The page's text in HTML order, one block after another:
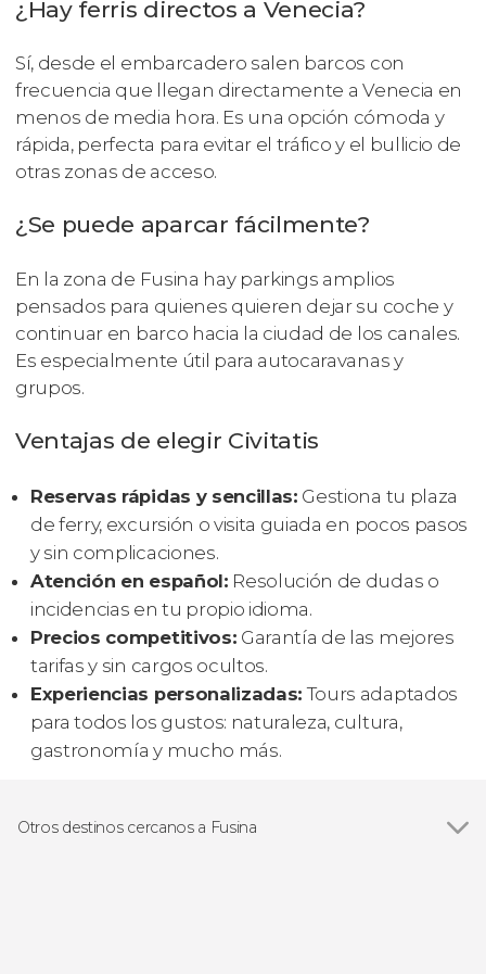
¿Hay ferris directos a Venecia?
Sí, desde el embarcadero salen barcos con
frecuencia que llegan directamente a Venecia en
menos de media hora. Es una opción cómoda y
rápida, perfecta para evitar el tráfico y el bullicio de
otras zonas de acceso.
¿Se puede aparcar fácilmente?
En la zona de Fusina hay parkings amplios
pensados para quienes quieren dejar su coche y
continuar en barco hacia la ciudad de los canales.
Es especialmente útil para autocaravanas y
grupos.
Ventajas de elegir Civitatis
Reservas rápidas y sencillas: Gestiona tu plaza
de ferry, excursión o visita guiada en pocos pasos
y sin complicaciones.
Atención en español: Resolución de dudas o
incidencias en tu propio idioma.
Precios competitivos: Garantía de las mejores
tarifas y sin cargos ocultos.
Experiencias personalizadas: Tours adaptados
para todos los gustos: naturaleza, cultura,
gastronomía y mucho más.
Otros destinos cercanos a Fusina